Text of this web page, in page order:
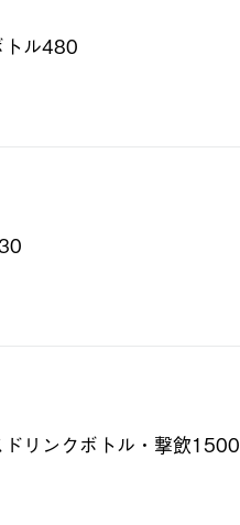
トル480
リンクボトル・撃飲1500